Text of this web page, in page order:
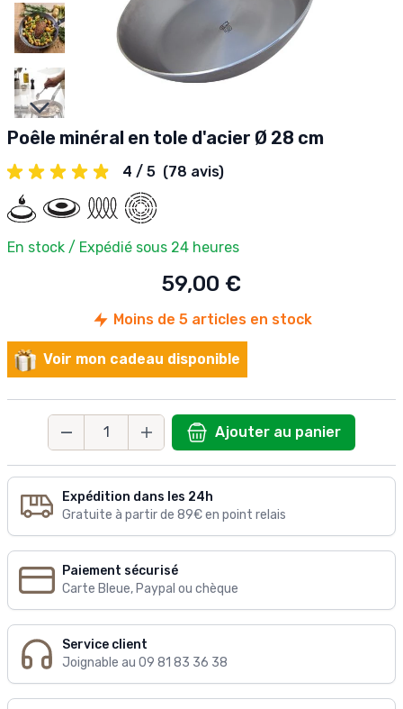
Slides suivantes
Poêle minéral en tole d'acier Ø 28 cm
4 / 5 (78 avis)
En stock / Expédié sous 24 heures
59,00 €
Moins de 5 articles en stock
Voir mon cadeau disponible
Quantité
Ajouter au panier
Expédition dans les 24h
Gratuite à partir de 89€ en point relais
Paiement sécurisé
Carte Bleue, Paypal ou chèque
Service client
Joignable au 09 81 83 36 38